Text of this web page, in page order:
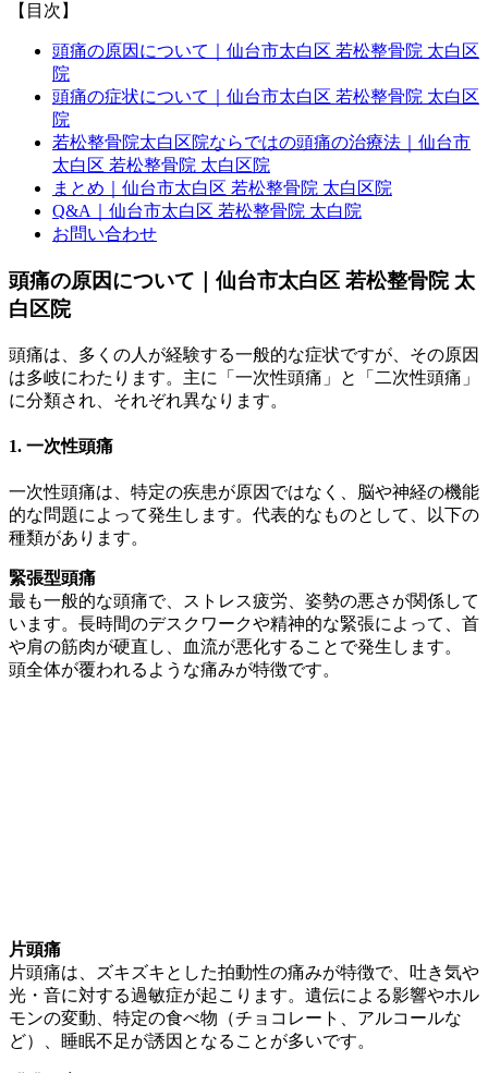
【目次】
頭痛の原因について｜仙台市太白区 若松整骨院 太白区
院
頭痛の症状について｜仙台市太白区 若松整骨院 太白区
院
若松整骨院太白区院ならではの頭痛の治療法｜仙台市
太白区 若松整骨院 太白区院
まとめ｜仙台市太白区 若松整骨院 太白区院
Q&A｜仙台市太白区 若松整骨院 太白院
お問い合わせ
頭痛の原因について｜仙台市太白区 若松整骨院 太
白区院
頭痛は、多くの人が経験する一般的な症状ですが、その原因
は多岐にわたります。主に「一次性頭痛」と「二次性頭痛」
に分類され、それぞれ異なります。
1. 一次性頭痛
一次性頭痛は、特定の疾患が原因ではなく、脳や神経の機能
的な問題によって発生します。代表的なものとして、以下の
種類があります。
緊張型頭痛
最も一般的な頭痛で、ストレス疲労、姿勢の悪さが関係して
います。長時間のデスクワークや精神的な緊張によって、首
や肩の筋肉が硬直し、血流が悪化することで発生します。
頭全体が覆われるような痛みが特徴です。
片頭痛
片頭痛は、ズキズキとした拍動性の痛みが特徴で、吐き気や
光・音に対する過敏症が起こります。遺伝による影響やホル
モンの変動、特定の食べ物（チョコレート、アルコールな
ど）、睡眠不足が誘因となることが多いです。